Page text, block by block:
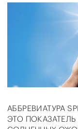
АББРЕВИАТУРА
ЭТО